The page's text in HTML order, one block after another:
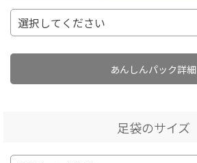
あんしんパック詳細
足袋のサイズ